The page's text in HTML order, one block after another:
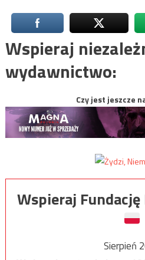
Wspieraj
wydawnictwo:
Czy jest jeszcze
Wspieraj
Sierpień